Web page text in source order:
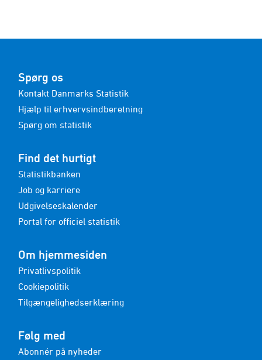
Spørg os
Kontakt Danmarks Statistik
Hjælp til erhvervsindberetning
Spørg om statistik
Find det hurtigt
Statistikbanken
Job og karriere
Udgivelseskalender
Portal for officiel statistik
Om hjemmesiden
Privatlivspolitik
Cookiepolitik
Tilgængelighedserklæring
Følg med
Abonnér på nyheder